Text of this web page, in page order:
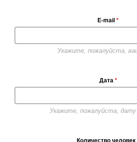
E-mail *
Укажите, пожалуйста,
Дата *
Укажите, пожалуйста, дату
Количество человек